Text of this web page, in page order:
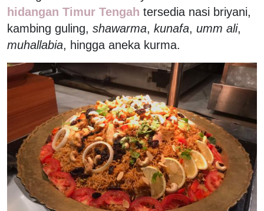
hidangan Timur Tengah tersedia nasi briyani,
kambing guling, shawarma, kunafa, umm ali,
muhallabia, hingga aneka kurma.